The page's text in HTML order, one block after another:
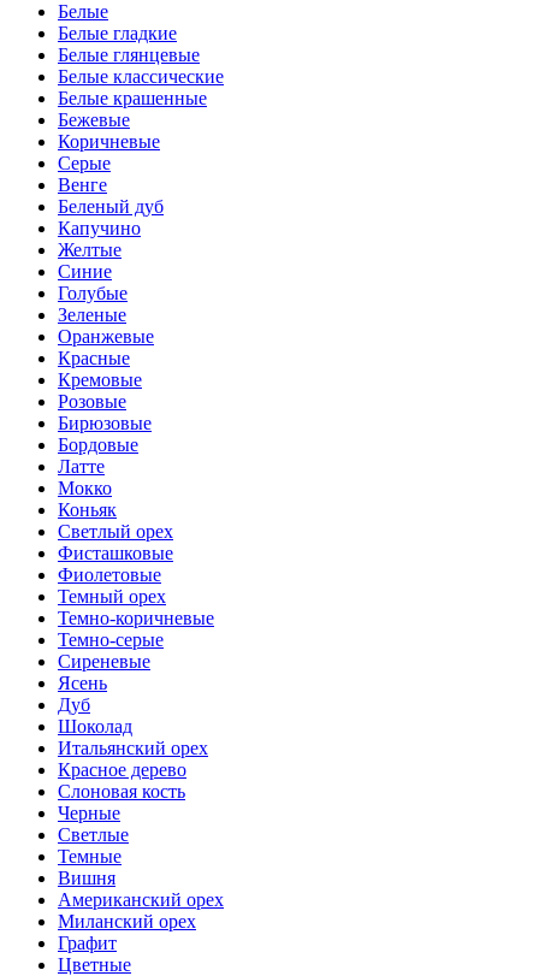
Белые
Белые гладкие
Белые глянцевые
Белые классические
Белые крашенные
Бежевые
Коричневые
Серые
Венге
Беленый дуб
Капучино
Желтые
Синие
Голубые
Зеленые
Оранжевые
Красные
Кремовые
Розовые
Бирюзовые
Бордовые
Латте
Мокко
Коньяк
Светлый орех
Фисташковые
Фиолетовые
Темный орех
Темно-коричневые
Темно-серые
Сиреневые
Ясень
Дуб
Шоколад
Итальянский орех
Красное дерево
Слоновая кость
Черные
Светлые
Темные
Вишня
Американский орех
Миланский орех
Графит
Цветные